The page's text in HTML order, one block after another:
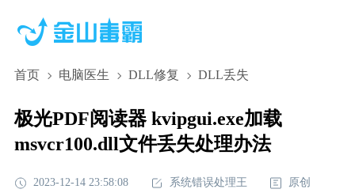
首页 电脑医生 DLL修复 DLL丢失
极光PDF阅读器 kvipgui.exe加载
msvcr100.dll文件丢失处理办法
2023-12-14 23:58:08 系统错误处理王 原创